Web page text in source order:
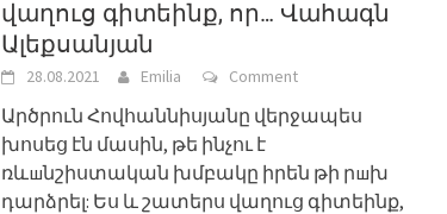
վաղուց գիտեինք, որ… Վահագն
Ալեքսանյան
28.08.2021 Emilia Comment
Արծրուն Հովհաննիսյանը վերջապես
խոսեց էն մասին, թե ինչու է
ռևшնշիստական խմբակը իրեն թի րшխ
դարձրել: Ես և շատերս վաղուց գիտեինք,